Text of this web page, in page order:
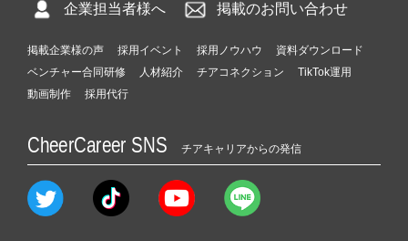
企業担当者様へ 掲載のお問い合わせ
掲載企業様の声 採用イベント 採用ノウハウ
資料ダウンロード
ベンチャー合同研修
人材紹介 チアコネクション
TikTok運用
動画制作
採用代行
CheerCareer SNS チアキャリアからの発信